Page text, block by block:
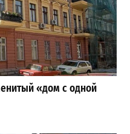
«дом с одной